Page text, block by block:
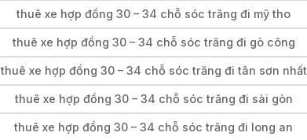
thuê xe hợp đồng 30 – 34 chỗ sóc trăng đi mỹ tho
thuê xe hợp đồng 30 – 34 chỗ sóc trăng đi gò công
thuê xe hợp đồng 30 – 34 chỗ sóc trăng đi tân sơn nhất
thuê xe hợp đồng 30 – 34 chỗ sóc trăng đi sài gòn
thuê xe hợp đồng 30 – 34 chỗ sóc trăng đi long an